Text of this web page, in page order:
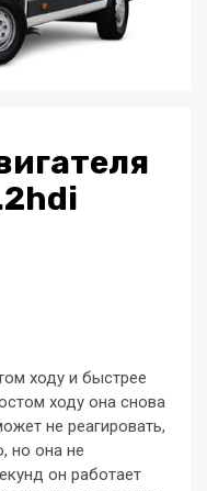
ходу и быстрее
ходу она снова
не реагировать,
но она не
он работает